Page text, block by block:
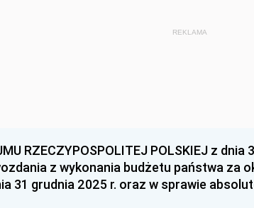
REKLAMA
RZECZYPOSPOLITEJ POLSKIEJ z dnia
z wykonania budżetu państwa za
31 grudnia 2025 r. oraz w sprawie